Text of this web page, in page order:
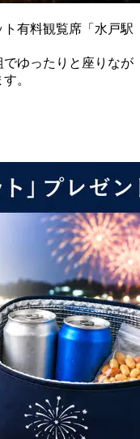
ト有料観覧席「水戸駅
ゆったりと座りなが
。